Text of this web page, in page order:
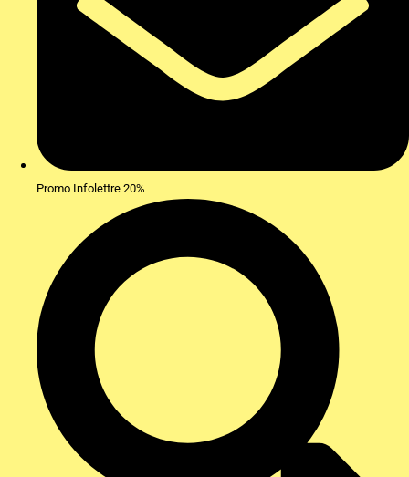
Promo Infolettre 20%